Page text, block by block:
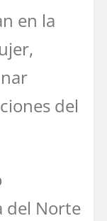
en la
del
del Norte